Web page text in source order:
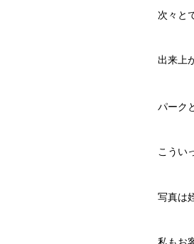
次々と
出来上
パーク
こうい
写真は